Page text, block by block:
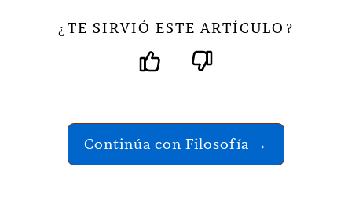
¿ TE SIRVIÓ ESTE ARTÍCULO ?
Continúa con Filosofía →